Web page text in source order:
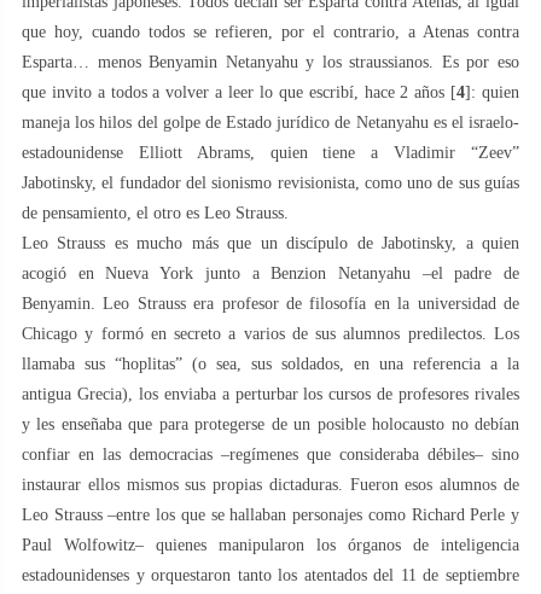
que hoy, cuando todos se refieren, por el contrario, a Atenas contra
Esparta… menos Benyamin Netanyahu y los straussianos. Es por eso
que invito a todos a volver a leer lo que escribí, hace 2 años [4]: quien
maneja los hilos del golpe de Estado jurídico de Netanyahu es el israelo-
estadounidense Elliott Abrams, quien tiene a Vladimir “Zeev”
Jabotinsky, el fundador del sionismo revisionista, como uno de sus guías
de pensamiento, el otro es Leo Strauss.
Leo Strauss es mucho más que un discípulo de Jabotinsky, a quien
acogió en Nueva York junto a Benzion Netanyahu –el padre de
Benyamin. Leo Strauss era profesor de filosofía en la universidad de
Chicago y formó en secreto a varios de sus alumnos predilectos. Los
llamaba sus “hoplitas” (o sea, sus soldados, en una referencia a la
antigua Grecia), los enviaba a perturbar los cursos de profesores rivales
y les enseñaba que para protegerse de un posible holocausto no debían
confiar en las democracias –regímenes que consideraba débiles– sino
instaurar ellos mismos sus propias dictaduras. Fueron esos alumnos de
Leo Strauss –entre los que se hallaban personajes como Richard Perle y
Paul Wolfowitz– quienes manipularon los órganos de inteligencia
estadounidenses y orquestaron tanto los atentados del 11 de septiembre